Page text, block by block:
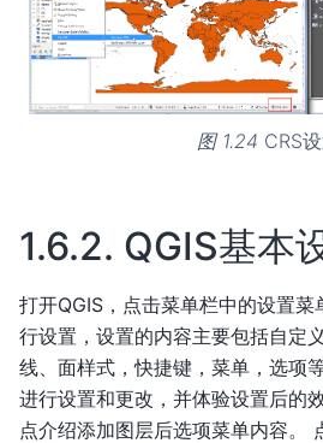
图 1.24 CRS
1.6.2. QGIS基本
打开QGIS，点击菜单栏中的设置菜
行设置，设置的内容主要包括自定
线、面样式，快捷键，菜单，选项
进行设置和更改，并体验设置后的
点介绍添加图层后选项菜单内容。